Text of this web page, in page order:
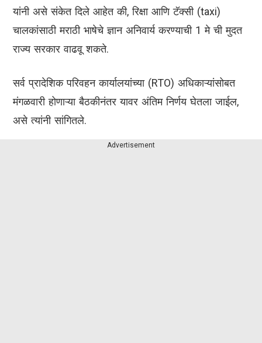
यांनी असे संकेत दिले आहेत की, रिक्षा आणि टॅक्सी (taxi)
चालकांसाठी मराठी भाषेचे ज्ञान अनिवार्य करण्याची 1 मे ची मुदत
राज्य सरकार वाढवू शकते.
सर्व प्रादेशिक परिवहन कार्यालयांच्या (RTO) अधिकाऱ्यांसोबत
मंगळवारी होणाऱ्या बैठकीनंतर यावर अंतिम निर्णय घेतला जाईल,
असे त्यांनी सांगितले.
Advertisement